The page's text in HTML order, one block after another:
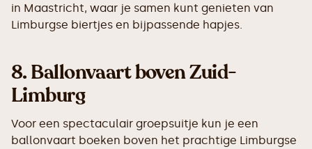
in Maastricht, waar je samen kunt genieten van
Limburgse biertjes en bijpassende hapjes.
8.Ballonvaart boven Zuid-
Limburg
Voor een spectaculair groepsuitje kun je een
ballonvaart boeken boven het prachtige Limburgse